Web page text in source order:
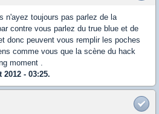
n'ayez toujours pas parlez de la
contre vous parlez du true blue et de
donc peuvent vous remplir les poches
comme vous que la scène du hack
moment .
- 03:25.